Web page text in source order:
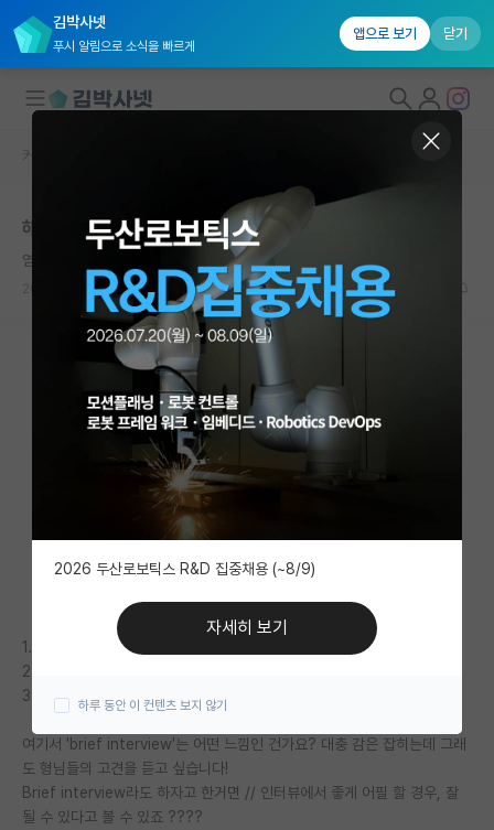
김박사넷
푸시 알림으로 소식을 빠르게
앱으로 보기 닫기
국내대학원 정보
연구실&오픈랩
커뮤니티
커뮤니티 홈
전체글보기
베스트 게시판
IF 명예의전당
자유 게시판(아무개랩)
미국 유학 게시판
미국 대학원 합격 후기 게시판
대학원 합격 후기 게시판
연구실(PI) 홍보 게시판
석박사 채용 정보 게시판
커뮤니티 홈
해외 박사 사전 컨택 후 brief interview는 뭔가요?
염세적인 프란츠 카프카
2024.08.26 11 1981
1. 박사 진학 희망 컨택 메일 (C.L // C.V)
2. 일주일 뒤에 리마인드 메일 후 당일에 인터뷰 날짜 잡음
3. Brief interview 하기로 함!
여기서 'brief interview'는 어떤 느낌인 건가요? 대충 감은 잡히는데 그래
도 형님들의 고견을 듣고 싶습니다!
Brief interview라도 하자고 한거면 // 인터뷰에서 좋게 어필 할 경우, 잘
될 수 있다고 볼 수 있죠 ????
2026 두산로보틱스 R&D 집중채용 (~8/9)
자세히 보기
하루 동안 이 컨텐츠 보지 않기